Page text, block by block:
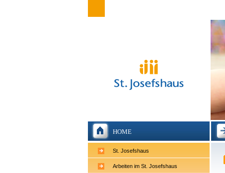
HOME
St. Josefshaus
Arbeiten im St. Josefshaus